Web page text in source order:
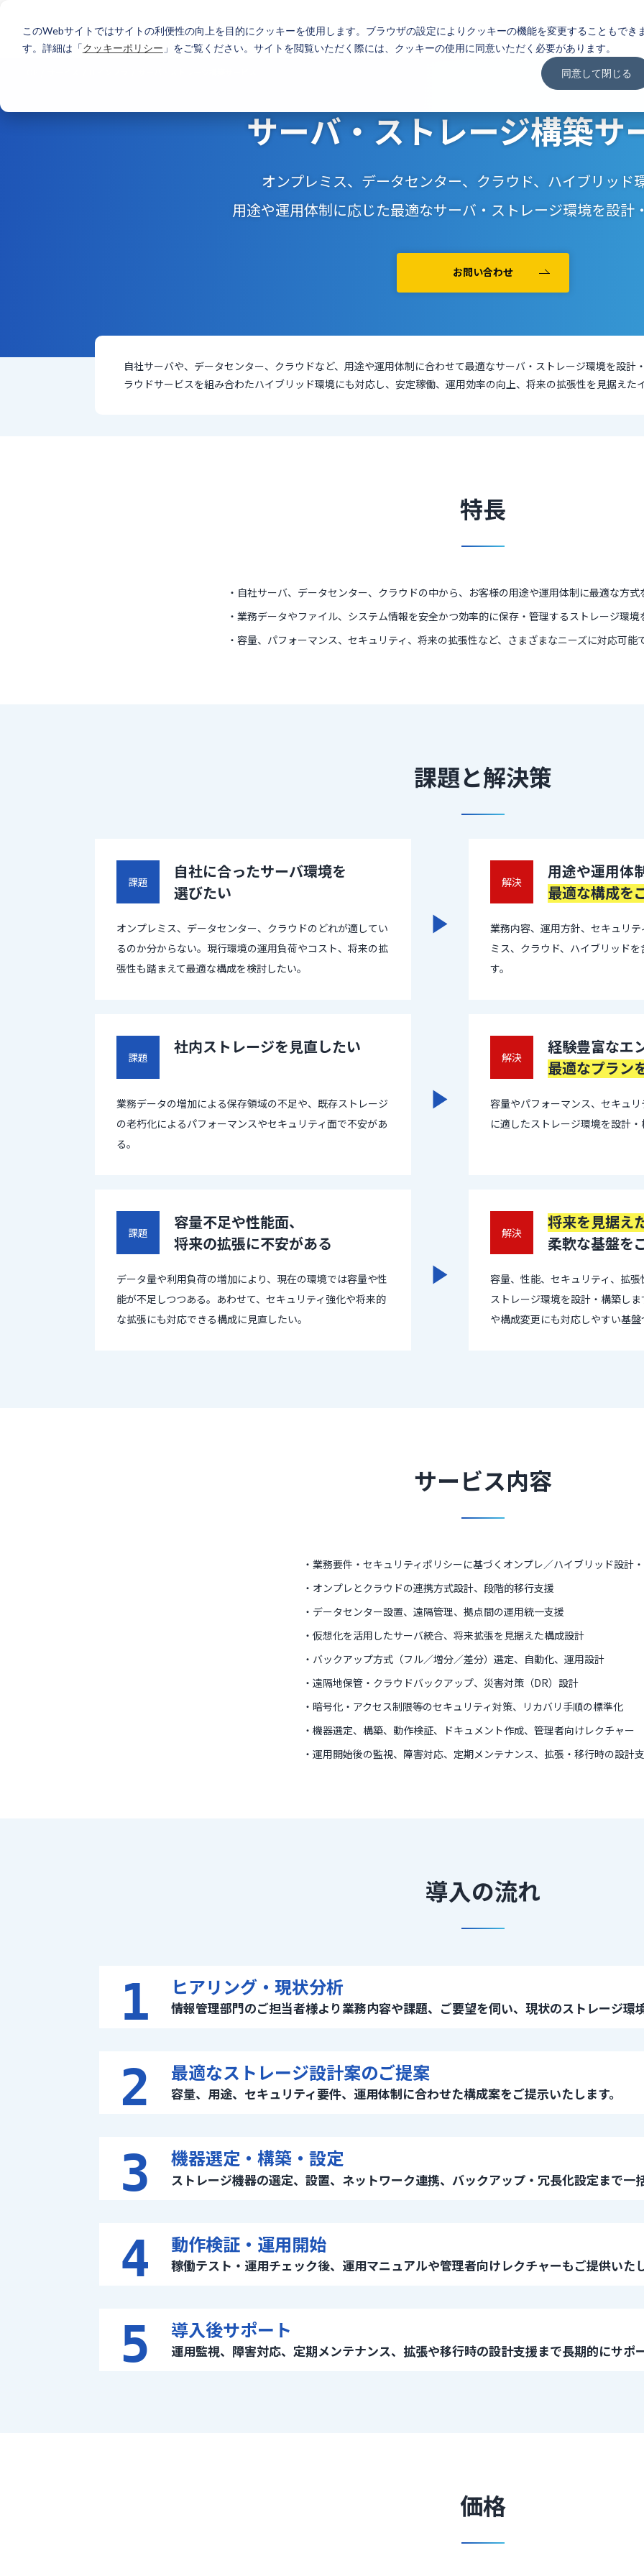
このWebサイトではサイトの利便性の向上を目的にクッキーを使用します。ブラウザの設定によりクッキーの機能を変更することもでき
す。詳細は「クッキーポリシー 」をご覧ください。サイトを閲覧いただく際には、クッキーの使用に同意いただく必要があります。
同意して閉じる
サービス 導入事例 コラム 会社
サーバ・ストレージ構築サ
オンプレミス、データセンター、クラウド、ハイブリッド
用途や運用体制に応じた最適なサーバ・ストレージ環境を設計
お問い合わせ
自社サーバや、データセンター、クラウドなど、用途や運用体制に合わせて最適なサーバ・ストレージ環境を設計
ラウドサービスを組み合わたハイブリッド環境にも対応し、安定稼働、運用効率の向上、将来の拡張性を見据えた
特長
自社サーバ、データセンター、クラウドの中から、お客様の用途や運用体制に最適な方式
業務データやファイル、システム情報を安全かつ効率的に保存・管理するストレージ環境
容量、パフォーマンス、セキュリティ、将来の拡張性など、さまざまなニーズに対応可能
課題と解決策
課題
自社に合ったサーバ環境を
選びたい
オンプレミス、データセンター、クラウドのどれが適してい
るのか分からない。現行環境の運用負荷やコスト、将来の拡
張性も踏まえて最適な構成を検討したい。
解決
用途や運用体
最適な構成を
業務内容、運用方針、セキュリ
ミス、クラウド、ハイブリッド
す。
課題
社内ストレージを見直したい
業務データの増加による保存領域の不足や、既存ストレージ
の老朽化によるパフォーマンスやセキュリティ面で不安があ
る。
解決
経験豊富なエ
最適なプラン
容量やパフォーマンス、セキュ
に適したストレージ環境を設計
課題
容量不足や性能面、
将来の拡張に不安がある
データ量や利用負荷の増加により、現在の環境では容量や性
能が不足しつつある。あわせて、セキュリティ強化や将来的
な拡張にも対応できる構成に見直したい。
解決
将来を見据え
柔軟な基盤を
容量、性能、セキュリティ、拡
ストレージ環境を設計・構築し
や構成変更にも対応しやすい基
サービス内容
業務要件・セキュリティポリシーに基づくオンプレ／ハイブリッド設計
オンプレとクラウドの連携方式設計、段階的移行支援
データセンター設置、遠隔管理、拠点間の運用統一支援
仮想化を活用したサーバ統合、将来拡張を見据えた構成設計
バックアップ方式（フル／増分／差分）選定、自動化、運用設計
遠隔地保管・クラウドバックアップ、災害対策（DR）設計
暗号化・アクセス制限等のセキュリティ対策、リカバリ手順の標準化
機器選定、構築、動作検証、ドキュメント作成、管理者向けレクチャー
運用開始後の監視、障害対応、定期メンテナンス、拡張・移行時の設計
導入の流れ
1 ヒアリング・現状分析
情報管理部門のご担当者様より業務内容や課題、ご要望を伺い、現状のストレージ環
2 最適なストレージ設計案のご提案
容量、用途、セキュリティ要件、運用体制に合わせた構成案をご提示いたします。
3 機器選定・構築・設定
ストレージ機器の選定、設置、ネットワーク連携、バックアップ・冗長化設定まで一
4 動作検証・運用開始
稼働テスト・運用チェック後、運用マニュアルや管理者向けレクチャーもご提供いた
5 導入後サポート
運用監視、障害対応、定期メンテナンス、拡張や移行時の設計支援まで長期的にサポ
価格